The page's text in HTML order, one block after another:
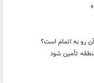
رو به اتمام است؟
تأمین شود